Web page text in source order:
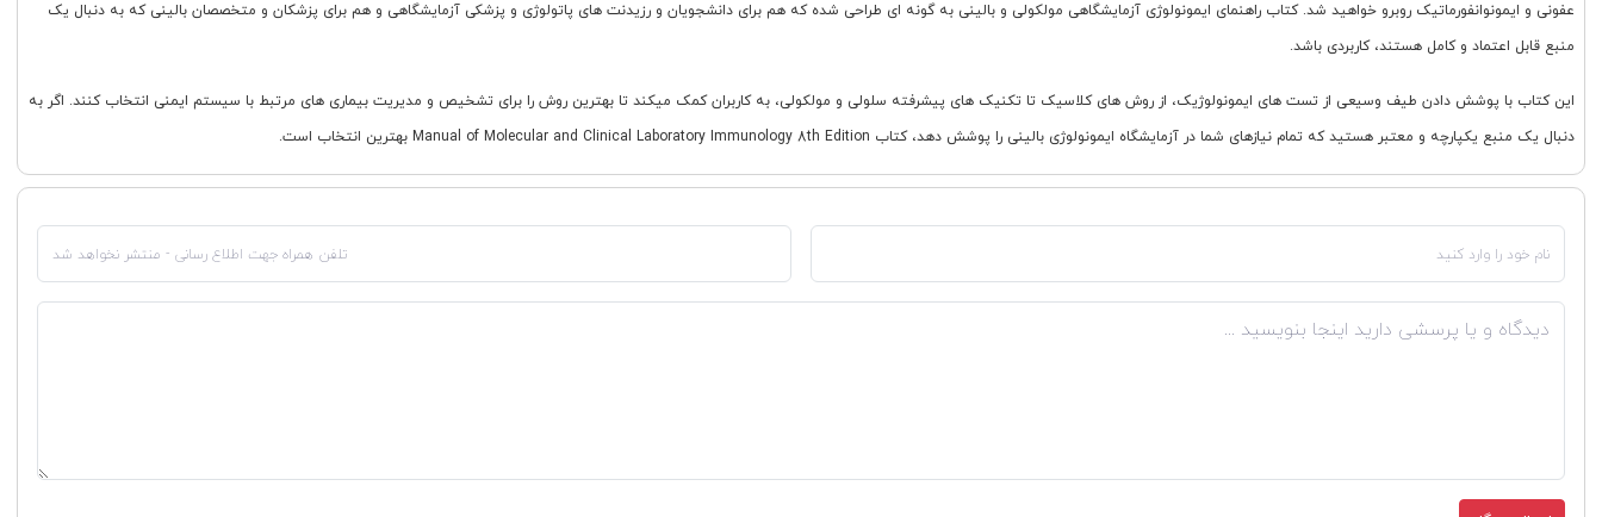
عفونی و ایمونوانفورماتیک روبرو خواهید شد. کتاب راهنمای ایمونولوژی آزمایشگاهی مولکولی و بالینی به گونه ای طراحی شده که هم برای دانشجویان و رزیدنت های پاتولوژی و پزشکی آزمایشگاهی و هم برای پزشکان و متخصصان بالینی که به دنبال یک
منبع قابل اعتماد و کامل هستند، کاربردی باشد.
این کتاب با پوشش دادن طیف وسیعی از تست های ایمونولوژیک، از روش های کلاسیک تا تکنیک های پیشرفته سلولی و مولکولی، به کاربران کمک میکند تا بهترین روش را برای تشخیص و مدیریت بیماری های مرتبط با سیستم ایمنی انتخاب کنند. اگر به
دنبال یک منبع یکپارچه و معتبر هستید که تمام نیازهای شما در آزمایشگاه ایمونولوژی بالینی را پوشش دهد، کتاب Manual of Molecular and Clinical Laboratory Immunology 8th Edition بهترین انتخاب است.